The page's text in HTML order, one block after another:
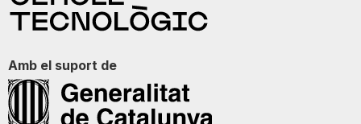
Amb el suport de